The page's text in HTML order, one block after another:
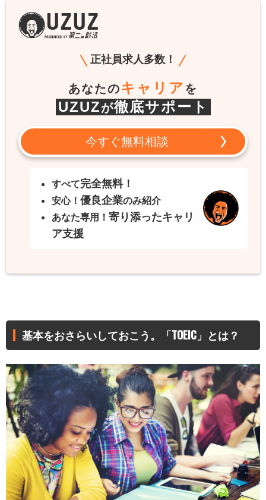
正社員求人多数！
あなたのキャリア を
UZUZが徹底サポート
今すぐ無料相談
すべて完全無料！
安心！ 優良企業のみ紹介
あなた専用！ 寄り添ったキャリ
ア支援
基本をおさらいしておこう。「TOEIC」とは？